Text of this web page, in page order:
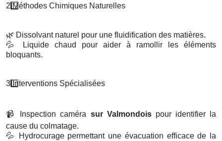
2️ Méthodes Chimiques Naturelles
🌿 Dissolvant naturel pour une fluidification des matières.
💦
Liquide chaud pour aider à ramollir les éléments
bloquants.
3️Interventions Spécialisées
📹 Inspection caméra sur Valmondois pour identifier la
cause du colmatage.
💦
Hydrocurage permettant une évacuation efficace de la